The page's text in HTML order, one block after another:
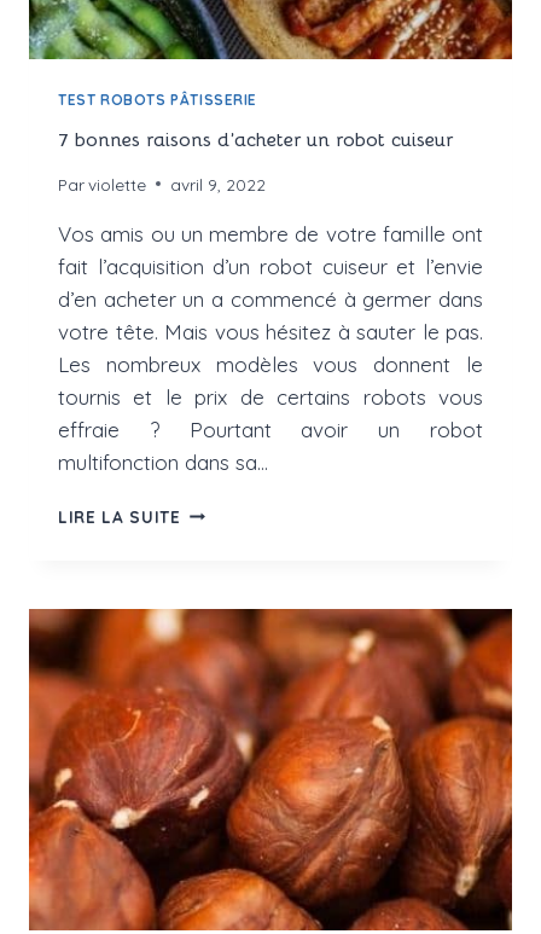
TEST ROBOTS PÂTISSERIE
7 bonnes raisons d’acheter un robot cuiseur
Parviolette avril 9, 2022
Vos amis ou un membre de votre famille ont
fait l’acquisition d’un robot cuiseur et l’envie
d’en acheter un a commencé à germer dans
votre tête. Mais vous hésitez à sauter le pas.
Les nombreux modèles vous donnent le
tournis et le prix de certains robots vous
effraie ? Pourtant avoir un robot
multifonction dans sa…
LIRE LA SUITE
UN
ROBOT
CUISEUR